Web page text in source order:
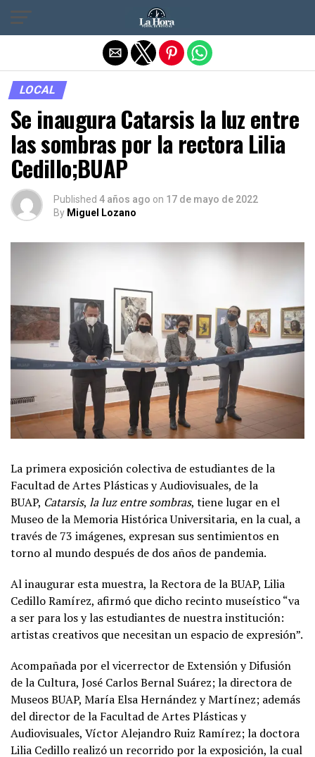
LOCAL
Se inaugura Catarsis la luz entre
las sombras por la rectora Lilia
Cedillo;BUAP
Published 4 años ago on 17 de mayo de 2022
By Miguel Lozano
La primera exposición colectiva de estudiantes de la
Facultad de Artes Plásticas y Audiovisuales, de la
BUAP, Catarsis, la luz entre sombras, tiene lugar en el
Museo de la Memoria Histórica Universitaria, en la cual, a
través de 73 imágenes, expresan sus sentimientos en
torno al mundo después de dos años de pandemia.
Al inaugurar esta muestra, la Rectora de la BUAP, Lilia
Cedillo Ramírez, afirmó que dicho recinto museístico “va
a ser para los y las estudiantes de nuestra institución:
artistas creativos que necesitan un espacio de expresión”.
Acompañada por el vicerrector de Extensión y Difusión
de la Cultura, José Carlos Bernal Suárez; la directora de
Museos BUAP, María Elsa Hernández y Martínez; además
del director de la Facultad de Artes Plásticas y
Audiovisuales, Víctor Alejandro Ruiz Ramírez; la doctora
Lilia Cedillo realizó un recorrido por la exposición, la cual
Salir de la versión móvil